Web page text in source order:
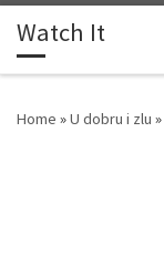
Skip to content
Watch It
Home »U dobru i zlu »